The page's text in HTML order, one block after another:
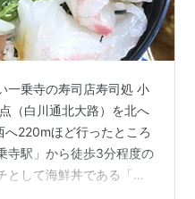
一乗寺の寿司店寿司処 小
（白川通北大路）を北へ
220mほど行ったところ
寺駅」から徒歩3分程度の
として海鮮丼である「小